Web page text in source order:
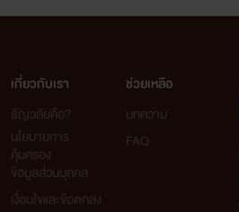
เกี่ยวกับเรา
ธัญวลัยคือ?
นโยบายการ
คุ้มครอง
ข้อมูลส่วนบุคคล
เงื่อนไขและข้อตกลง
ช่วยเหลือ
บทความ
FAQ